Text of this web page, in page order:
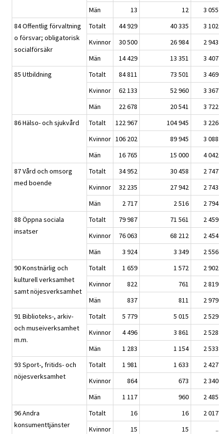
Män
13 12
3 055
84 Offentlig förvaltning
o försvar; obligatorisk
socialförsäkr
Totalt 44 929 40 335
3 102
Kvinnor
30 500 26 984
2 943
Män
14 429 13 351
3 407
85 Utbildning
Totalt 84 811 73 501
3 469
Kvinnor
62 133 52 960
3 367
Män
22 678 20 541
3 722
86 Hälso- och sjukvård
Totalt 122 967 104 945
3 226
Kvinnor 106 202 89 945
3 088
Män
16 765 15 000
4 042
87 Vård och omsorg
med boende
Totalt 34 952 30 458
2 747
Kvinnor
32 235 27 942
2 743
Män
2 717 2 516
2 794
88 Öppna sociala
insatser
Totalt 79 987 71 561
2 459
Kvinnor
76 063 68 212
2 454
Män
3 924 3 349
2 556
90 Konstnärlig och
kulturell verksamhet
samt nöjesverksamhet
Totalt 1 659 1 572
2 902
Kvinnor
822 761
2 819
Män
837 811
2 979
91 Biblioteks-, arkiv-
och museiverksamhet
m.m.
Totalt 5 779 5 015
2 529
Kvinnor
4 496 3 861
2 528
Män
1 283 1 154
2 533
93 Sport-, fritids- och
nöjesverksamhet
Totalt 1 981 1 633
2 427
Kvinnor
864 673
2 340
Män
1 117 960
2 485
96 Andra
konsumenttjänster
Totalt 16 16
2 017
Kvinnor
15 15 ..